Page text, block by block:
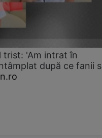
trist: 'Am intrat în
după ce fanii